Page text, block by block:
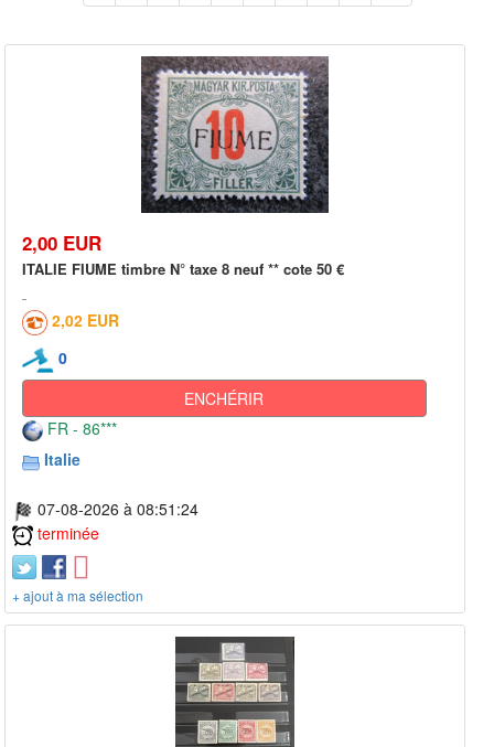
2,00 EUR
ITALIE FIUME timbre N° taxe 8 neuf ** cote 50 €
2,02 EUR
0
ENCHÉRIR
FR - 86***
Italie
07-08-2026 à 08:51:24
terminée
+ ajout à ma sélection